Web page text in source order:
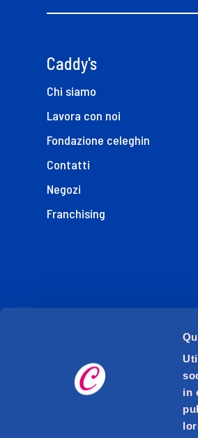
in
Caddy's
Chi siamo
Lavora con noi
Fondazione celeghin
Contatti
Negozi
Franchising
D.M.O. DETTAGLIO